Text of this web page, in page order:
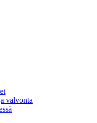
valvonta